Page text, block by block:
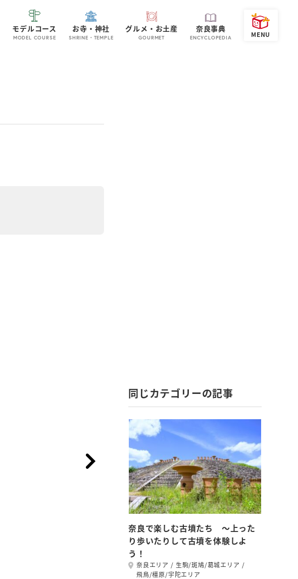
モデルコース
MODEL COURSE
お寺・神社
SHRINE・TEMPLE
グルメ・お土産
GOURMET
奈良事典
ENCYCLOPEDIA
同じカテゴリーの記事
奈良で楽しむ古墳たち ～上った
り歩いたりして古墳を体験しよ
う！
奈良エリア
生駒/斑鳩/葛城エリア
飛鳥/橿原/宇陀エリア